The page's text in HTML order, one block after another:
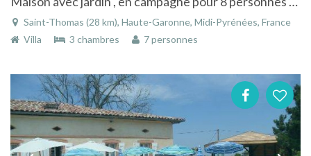
Saint-Thomas (28 km), Haute-Garonne, Midi-Pyrénées, France
Villa
3 chambres 7 personnes